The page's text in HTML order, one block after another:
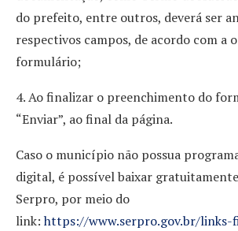
do prefeito, entre outros, deverá ser
respectivos campos, de acordo com a
formulário;
4. Ao finalizar o preenchimento do
“Enviar”, ao final da página.
Caso o município não possua
digital, é possível baixar
Serpro, por meio do
link:https://www.serpro.gov.br/links-